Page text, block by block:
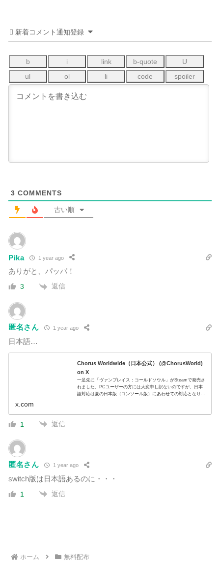
新着コメント通知登録
3 COMMENTS
古い順
Pika 1 year ago
ありがと、パッパ！
3 返信
匿名さん 1 year ago
日本語…
Chorus Worldwide（日本公式） (@ChorusWorld)
on X
一足先に「ヴァンブレイス：コールドソウル」がSteamで発売さ
れました。PCユーザーの方には大変申し訳ないのですが、日本
語対応は夏の日本版（コンソール版）にあわせての対応となりま
x.com
1 返信
匿名さん 1 year ago
switch版は日本語あるのに・・・
1 返信
ホーム 無料配布